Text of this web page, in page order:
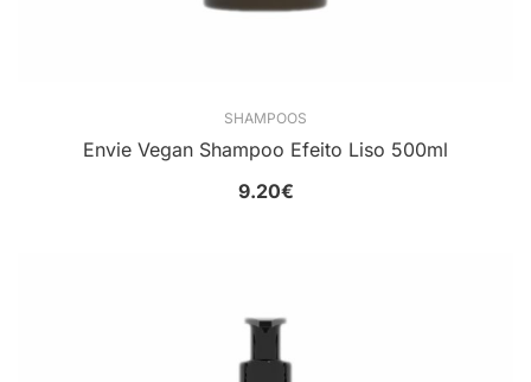
SHAMPOOS
Envie Vegan Shampoo Efeito Liso 500ml
9.20€